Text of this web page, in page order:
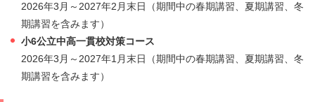
2026年3月～2027年2月末日（期間中の春期講習、夏期講習、冬
期講習を含みます）
小6公立中高一貫校対策コース
2026年3月～2027年1月末日（期間中の春期講習、夏期講習、冬
期講習を含みます）